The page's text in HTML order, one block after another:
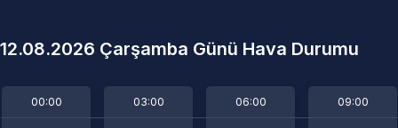
12.08.2026 Çarşamba Günü Hava Durumu
00:00 03:00 06:00 09:00